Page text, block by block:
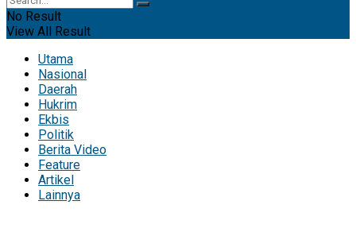
No Result
View All Result
Utama
Nasional
Daerah
Hukrim
Ekbis
Politik
Berita Video
Feature
Artikel
Lainnya